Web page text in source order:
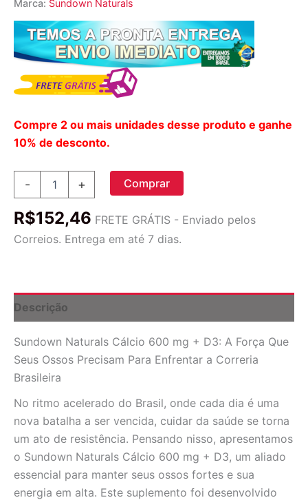
Marca: Sundown Naturals
Compre 2 ou mais unidades desse produto e ganhe
10% de desconto.
-
600
+
Tabletes
-
Óssea
quantidade
+ Comprar
R$152,46 FRETE GRÁTIS - Enviado pelos
Correios. Entrega em até 7 dias.
Descrição
Sundown Naturals Cálcio 600 mg + D3: A Força Que
Seus Ossos Precisam Para Enfrentar a Correria
Brasileira
No ritmo acelerado do Brasil, onde cada dia é uma
nova batalha a ser vencida, cuidar da saúde se torna
um ato de resistência. Pensando nisso, apresentamos
o Sundown Naturals Cálcio 600 mg + D3, um aliado
essencial para manter seus ossos fortes e sua
energia em alta. Este suplemento foi desenvolvido